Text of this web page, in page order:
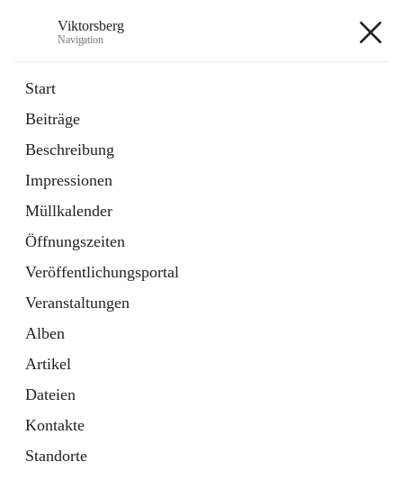
Viktorsberg
Navigation
Start
Beiträge
Beschreibung
Impressionen
Müllkalender
Öffnungszeiten
Veröffentlichungsportal
Veranstaltungen
Alben
Artikel
Dateien
Kontakte
Standorte
1 Schnellzugriff
Bürgerservice
10 Schnellzugriffe